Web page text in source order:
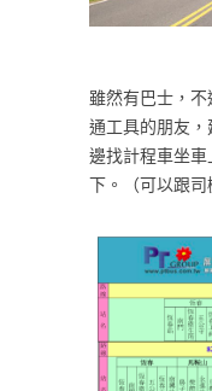
雖然有巴士，
通工具的朋友
邊找計程車坐車
下。（可以跟